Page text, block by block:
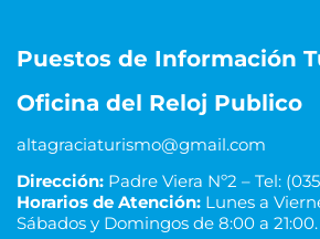
Puestos de Información
Oficina del Reloj Publico
altagraciaturismo@gmail.com
Dirección: Padre Viera Nº2 – Tel:
Horarios de Atención: Lunes a
Sábados y Domingos de 8:00 a 21:00.